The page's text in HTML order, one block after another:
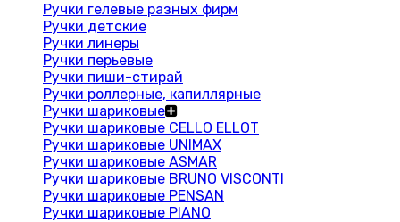
Ручки гелевые разных фирм
Ручки детские
Ручки линеры
Ручки перьевые
Ручки пиши-стирай
Ручки роллерные, капиллярные
Ручки шариковые
Ручки шариковые CELLO ELLOT
Ручки шариковые UNIMAX
Ручки шариковые ASMAR
Ручки шариковые BRUNO VISCONTI
Ручки шариковые PENSAN
Ручки шариковые PIANO